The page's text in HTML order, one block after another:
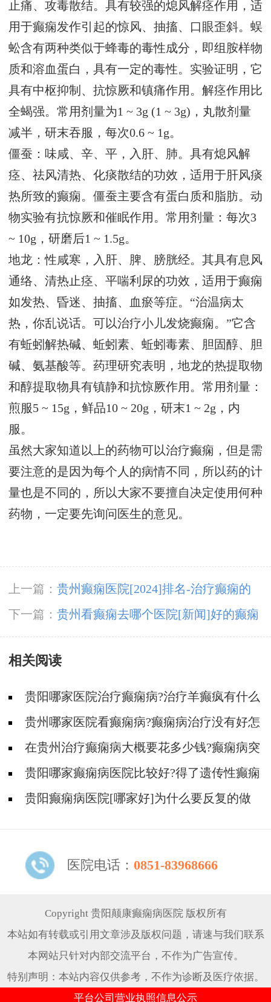
止痛、攻毒散结。具有较强的熄风解痉作用，适
用于癫痫发作引起的惊风、抽搐、口眼歪斜。蜈
蚣含有两种类似于蜂毒的毒性成分，即组胺样物
质和溶血蛋白，具有一定的毒性。实验证明，它
具有中枢抑制、抗惊厥和镇痛作用。解痉作用比
全蝎强。常用剂量为1 ~ 3g (1 ~ 3g)，丸散剂量
减半，研末吞服，每次0.6 ~ 1g。
僵蚕：味咸、辛、平，入肝、肺。具有熄风解
痉、祛风清热、化痰散结的功效，适用于肝风痰
热所致的癫痫。僵蚕主要含有蛋白质和脂肪。动
物实验有抗惊厥和催眠作用。常用剂量：每次3
~ 10g，研磨后1 ~ 1.5g。
地龙：性咸寒，入肝、脾、膀胱经。其具有息风
通络、清热止痉、平喘利尿的功效，适用于癫痫
如发热、昏迷、抽搐、血瘀等症。“治温病太
热，你乱说话。可以治疗小儿发烧癫痫。”它含
有蚯蚓解热碱、蚯蚓素、蚯蚓毒素、胆固醇、胆
碱、氨基酸等。药理研究表明，地龙的热提取物
和醇提取物具有镇静和抗惊厥作用。常用剂量：
煎服5 ~ 15g，鲜品10 ~ 20g，研末1 ~ 2g，内
服。
虽然大家知道以上的药物可以治疗癫痫，但是需
要注意的是因为每个人的病情不同，所以药的计
量也是不同的，所以大家不要擅自决定使用何种
药物，一定要先询问医生的意见。
上一篇： 贵州癫痫医院[2024]排名-治疗癫痫的
有效方法是什么？
下一篇： 贵州看癫痫去哪个医院[新闻]好的癫痫
治疗方法是什么
相关阅读
贵阳哪家医院治疗癫痫病?治疗羊癫疯有什么
方法?贵州哪家医院看癫痫病?癫痫病治疗没有好怎
么办?在贵州治疗癫痫病大概要花多少钱?癫痫病突
然发作应该怎么处理?
贵阳哪家癫痫病医院比较好?得了遗传性癫痫
病应该怎么办?
贵阳癫痫病医院[哪家好]为什么要反复的做
医院电话： 0851-83968666
Copyright 贵阳颠康癫痫病医院 版权所有
本站如有转载或引用文章涉及版权问题，请速与我们联系
本网站只针对内部交流平台，不作为广告宣传。
特别声明：本站内容仅供参考，不作为诊断及医疗依据。
平台公司营业执照信息公示